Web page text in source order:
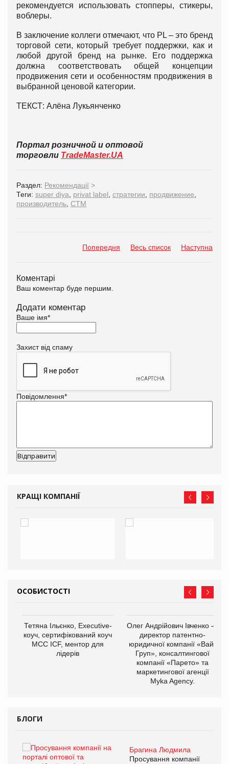
рекомендуется использовать стопперы, стикеры,
воблеры.
В заключение коллеги отмечают, что PL – это бренд
торговой сети, который требует поддержки, как и
любой другой бренд на рынке. Его поддержка
должна соответствовать общей концепции
продвижения сети и особенностям продвижения в
выбранной ценовой категории.
ТЕКСТ: Алёна Лукьянченко
Портал розничной и оптовой
торговли TradeMaster.UA
Раздел: Рекомендації >
Теги: super diya privat label стратегии продвижение
производитель СТМ
Попередня Весь список Наступна
Коментарі
Ваш коментар буде першим.
Додати коментар
Ваше імя*
Захист від спаму
Повідомлення*
КРАЩІ КОМПАНІЇ
ОСОБИСТОСТІ
Тетяна Ільєнко, Executive-
коуч, сертифікований коуч
МСС ICF, ментор для
лідерів
Олег Андрійович Івченко —
директор патентно-
юридичної компанії «Вайз
Груп», консалтингової
компанії «Парето» та
маркетингової агенції
Myka Agency.
БЛОГИ
Брагина Людмила
Просування компанії